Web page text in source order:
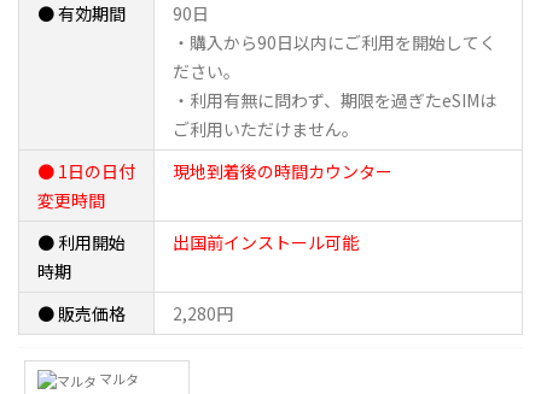
● 有効期間
90日
・購入から90日以内にご利用を開始してく
ださい。
・利用有無に問わず、期限を過ぎたeSIMは
ご利用いただけません。
● 1日の日付
変更時間
現地到着後の時間カウンター
● 利用開始
時期
出国前インストール可能
● 販売価格 2,280円
マルタ